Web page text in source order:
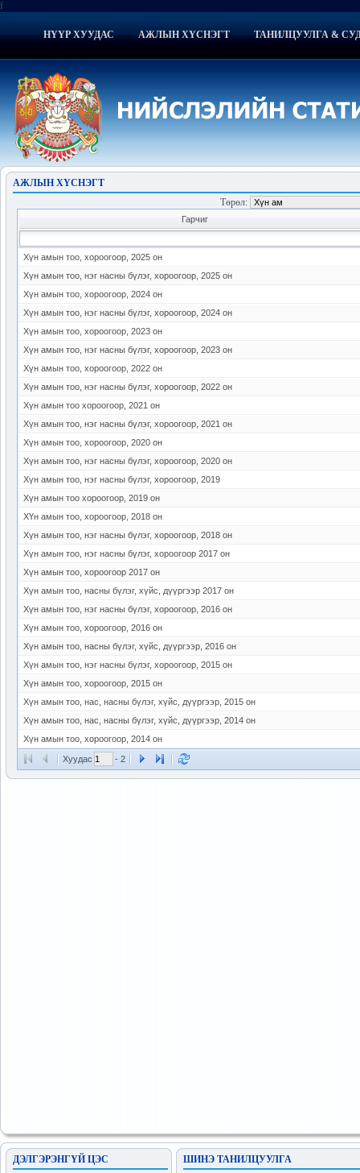
f
НҮҮР ХУУДАС АЖЛЫН ХҮСНЭГТ ТАНИЛЦУУЛГА &
АЖЛЫН ХҮСНЭГТ
Төрөл:
Гарчиг
Хүн амын тоо, хороогоор, 2025 он
Хүн амын тоо, нэг насны бүлэг, хороогоор, 2025 он
Хүн амын тоо, хороогоор, 2024 он
Хүн амын тоо, нэг насны бүлэг, хороогоор, 2024 он
Хүн амын тоо, хороогоор, 2023 он
Хүн амын тоо, нэг насны бүлэг, хороогоор, 2023 он
Хүн амын тоо, хороогоор, 2022 он
Хүн амын тоо, нэг насны бүлэг, хороогоор, 2022 он
Хүн амын тоо хороогоор, 2021 он
Хүн амын тоо, нэг насны бүлэг, хороогоор, 2021 он
Хүн амын тоо, хороогоор, 2020 он
Хүн амын тоо, нэг насны бүлэг, хороогоор, 2020 он
Хүн амын тоо, нэг насны бүлэг, хороогоор, 2019
Хүн амын тоо хороогоор, 2019 он
ХҮн амын тоо, хороогоор, 2018 он
Хүн амын тоо, нэг насны бүлэг, хороогоор, 2018 он
Хүн амын тоо, нэг насны бүлэг, хороогоор 2017 он
Хүн амын тоо, хороогоор 2017 он
Хүн амын тоо, насны бүлэг, хүйс, дүүргээр 2017 он
Хүн амын тоо, нэг насны бүлэг, хороогоор, 2016 он
Хүн амын тоо, хороогоор, 2016 он
Хүн амын тоо, насны бүлэг, хүйс, дүүргээр, 2016 он
Хүн амын тоо, нэг насны бүлэг, хороогоор, 2015 он
Хүн амын тоо, хороогоор, 2015 он
Хүн амын тоо, нас, насны бүлэг, хүйс, дүүргээр, 2015 он
Хүн амын тоо, нас, насны бүлэг, хүйс, дүүргээр, 2014 он
Хүн амын тоо, хороогоор, 2014 он
Хуудас - 2
ДЭЛГЭРЭНГҮЙ ЦЭС
ШИНЭ ТАНИЛЦУУЛГА